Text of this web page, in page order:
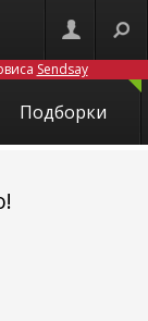
Sendsay
Подборки